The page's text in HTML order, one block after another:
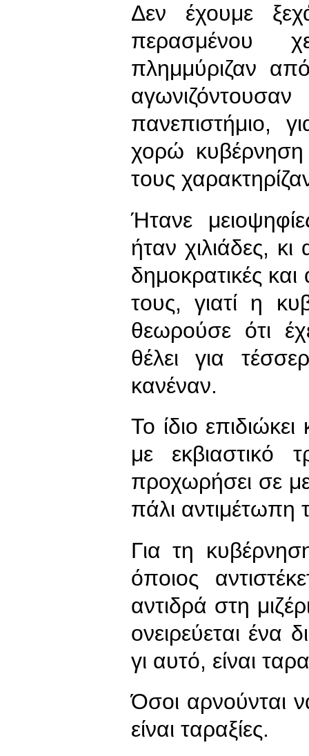
Δεν έχουμε
περασμένου
πλημμύριζαν
πανεπιστήμιο,
χορώ
τους
Ήτανε
ήταν χιλιάδες,
δημοκρατικές και
τους, γιατί η
θεωρούσε ότι
θέλει για
κανέναν.
Το ίδιο
με εκβιαστικό
προχωρήσει σε
πάλι αντιμέτωπη
Για τη
όποιος
αντιδρά στη
ονειρεύεται ένα
γι αυτό, είναι
Όσοι αρνούνται
είναι ταραξίες.